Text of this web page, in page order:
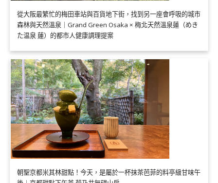
從大阪最繁忙的梅田車站與百貨地下街，找到另一座會呼吸的城市
森林與天然溫泉｜Grand Green Osaka × 梅北天然溫泉蓮（めき
た温泉 蓮）的都市人健康調理提案
朝聖京都米其林甜點！今天，是屬於一杯抹茶芭菲的料亭級甘味午